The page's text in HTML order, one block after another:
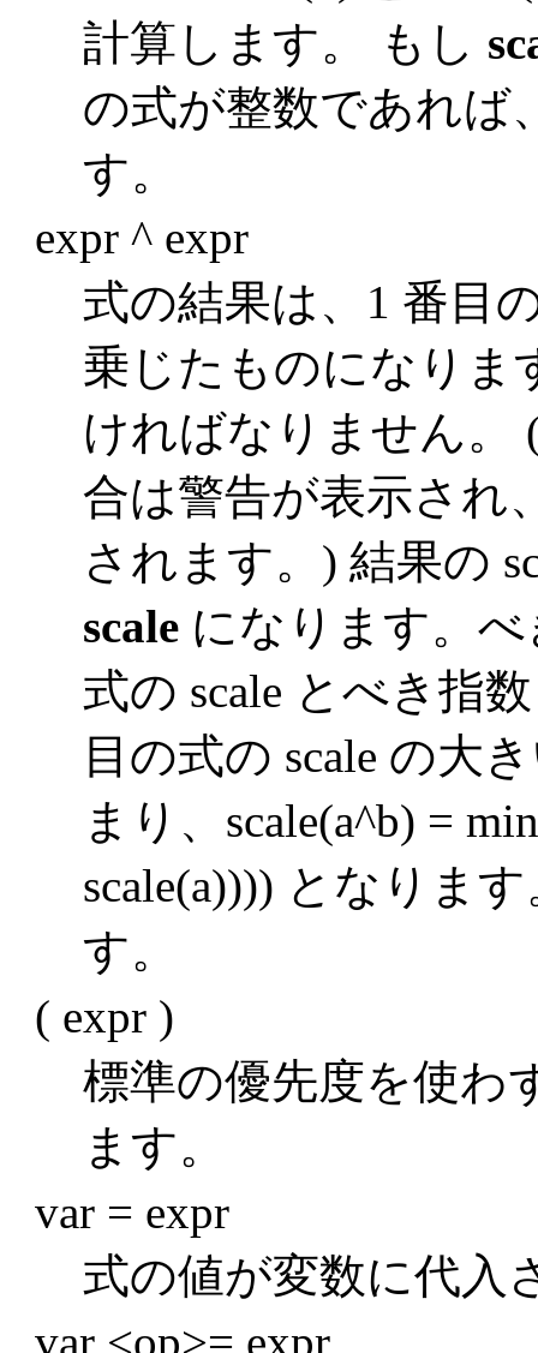
計算します。 もし
の式が整数であれば
す。
expr ^ expr
式の結果は、1 番目
乗じたものになりま
ければなりません。
合は警告が表示され
されます。) 結果の
scale になります。
式の scale とべき指
目の式の scale の大
まり、scale(a^b) =
scale(a)))) となりま
す。
( expr )
標準の優先度を使わ
ます。
var = expr
式の値が変数に代入
var <op>= expr